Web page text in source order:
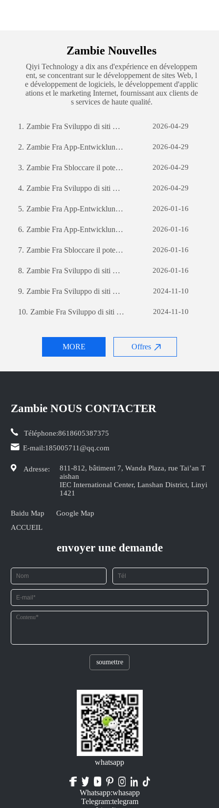
Zambie Nouvelles
Qiyi Technology a dix ans d'expérience en développem
ent, se concentrant sur le développement de sites Web, l
e développement de logiciels, le développement d'applic
ations et le marketing Internet, fournissant aux clients de
s services de haute qualité.
MORE Offres
1. Zambie Fra Sviluppo di siti web per il commercio estero: una guida completa 2026-04-29
2. Zambie Fra App-Entwicklung: Die Reise zur Erstellung einer erfolgreichen mobilen Anwendung 2026-04-29
3. Zambie Fra Sbloccare il potenziale aziendale: il potere dello sviluppo di software personalizzato 2026-04-29
4. Zambie Fra Sviluppo di siti web per il commercio estero: una guida completa 2026-04-29
5. Zambie Fra App-Entwicklung: Die Reise zur Erstellung einer erfolgreichen mobilen Anwendung 2026-01-16
6. Zambie Fra App-Entwicklung: Die Reise zur Erstellung einer erfolgreichen mobilen Anwendung 2026-01-16
7. Zambie Fra Sbloccare il potenziale aziendale: il potere dello sviluppo di software personalizzato 2026-01-16
8. Zambie Fra Sviluppo di siti web per il commercio estero: una guida completa 2026-01-16
9. Zambie Fra Sviluppo di siti web per il commercio estero: una guida completa 2024-11-10
10. Zambie Fra Sviluppo di siti web per il commercio estero: una guida completa 2024-11-10
Zambie NOUS CONTACTER
Téléphone:8618605387375
E-mail:185005711@qq.com
Adresse:
811-812, bâtiment 7, Wanda Plaza, rue Tai’an T
aishan
IEC International Center, Lanshan District, Linyi
1421
Baidu Map
Google Map
ACCUEIL
envoyer une demande
soumettre
whatsapp
Whatsapp:whasapp
Telegram:telegram